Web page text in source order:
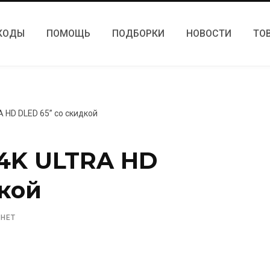
ПОМОЩЬ ПОДБОРКИ НОВОСТИ
DLED 65” со скидкой
ULTRA HD